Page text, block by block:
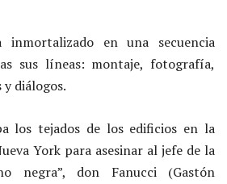
inmortalizado en una secuencia
sus líneas: montaje, fotografía,
y diálogos.
los tejados de los edificios en la
York para asesinar al jefe de la
negra”, don Fanucci (Gastón